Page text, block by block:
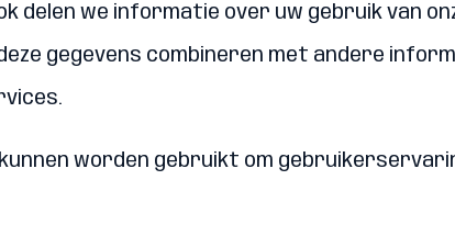
delen we informatie over uw gebruik van
gegevens combineren met andere
worden gebruikt om